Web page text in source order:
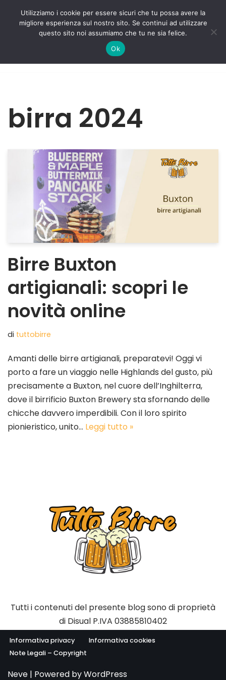
birra 2024
Birre Buxton
artigianali: scopri le
novità online
di tuttobirre
Amanti delle birre artigianali, preparatevi! Oggi vi
porto a fare un viaggio nelle Highlands del gusto, più
precisamente a Buxton, nel cuore dell’Inghilterra,
dove il birrificio Buxton Brewery sta sfornando delle
chicche davvero imperdibili. Con il loro spirito
pionieristico, unito… Leggi tutto »
Tutti i contenuti del presente blog sono di proprietà
di Disual P.IVA 03885810402
Informativa privacy
Informativa cookies
Note Legali – Copyright
Neve | Powered byWordPress
Utilizziamo i cookie per essere sicuri che tu possa avere la
migliore esperienza sul nostro sito. Se continui ad utilizzare
questo sito noi assumiamo che tu ne sia felice.
Ok